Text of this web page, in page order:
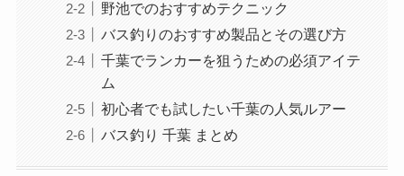
野池でのおすすめテクニック
バス釣りのおすすめ製品とその選び方
千葉でランカーを狙うための必須アイテ
ム
初心者でも試したい千葉の人気ルアー
バス釣り 千葉 まとめ